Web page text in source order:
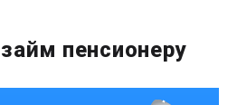
пенсионеру